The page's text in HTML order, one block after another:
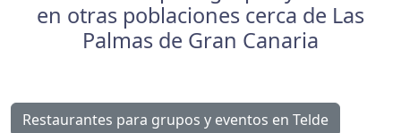
en otras poblaciones cerca de Las
Palmas de Gran Canaria
Restaurantes para grupos y eventos en Telde